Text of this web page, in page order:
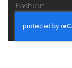
Fashion